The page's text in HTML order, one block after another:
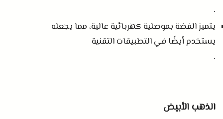
.
يتميز الفضة بموصلية كهربائية عالية، مما يجعله
يستخدم أيضًا في التطبيقات التقنية
.
الذهب الأبيض